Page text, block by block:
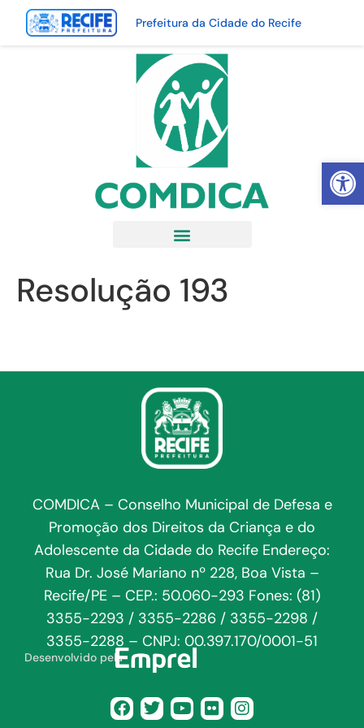
Abrir
Prefeitura da Cidade do Recife
Resolução 193
COMDICA – Conselho Municipal de Defesa e
Promoção dos Direitos da Criança e do
Adolescente da Cidade do Recife Endereço:
Rua Dr. José Mariano nº 228, Boa Vista –
Recife/PE – CEP.: 50.060-293 Fones: (81)
3355-2293 / 3355-2286 / 3355-2298 /
3355-2288 – CNPJ: 00.397.170/0001-51
Desenvolvido pela